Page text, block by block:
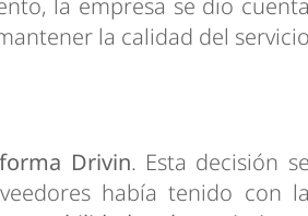
la empresa se dio cuenta
la calidad del servicio
Drivin. Esta decisión se
había tenido con la